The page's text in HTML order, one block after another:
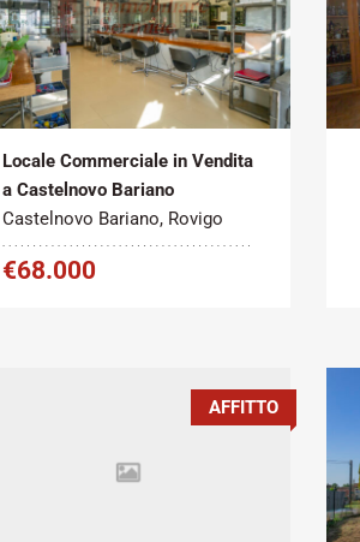
Tipo
contratto:
Vendita
Metratura
Commerciale:
2
Locale Commerciale in Vendita
a Castelnovo Bariano
Castelnovo Bariano, Rovigo
€68.000
AFFITTO